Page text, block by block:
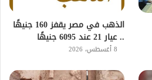
الذهب في مصر يقفز 160 جنيهًا
.. عيار 21 عند 6095 جنيهًا
8 أغسطس، 2026